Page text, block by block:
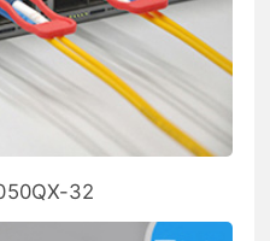
32